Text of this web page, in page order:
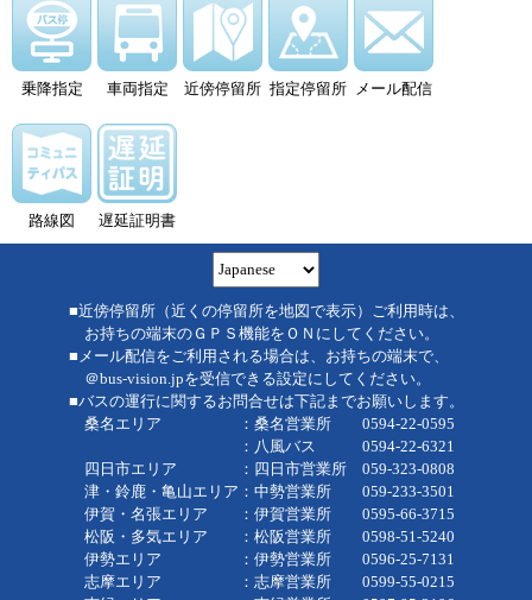
乗降指定 車両指定 近傍停留所 指定停留所 メール配信
路線図 遅延証明書
■近傍停留所（近くの停留所を地図で表示）ご利用時は、
お持ちの端末のＧＰＳ機能をＯＮにしてください。
■メール配信をご利用される場合は、お持ちの端末で、
＠bus-vision.jpを受信できる設定にしてください。
■バスの運行に関するお問合せは下記までお願いします。
桑名エリア ：桑名営業所 0594-22-0595
：八風バス 0594-22-6321
四日市エリア ：四日市営業所 059-323-0808
津・鈴鹿・亀山エリア：中勢営業所 059-233-3501
伊賀・名張エリア ：伊賀営業所 0595-66-3715
松阪・多気エリア ：松阪営業所 0598-51-5240
伊勢エリア ：伊勢営業所 0596-25-7131
志摩エリア ：志摩営業所 0599-55-0215